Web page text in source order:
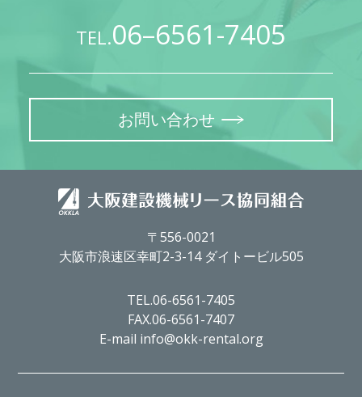
TEL.06–6561-7405
お問い合わせ
〒556-0021
大阪市浪速区幸町2-3-14 ダイトービル505
TEL.06-6561-7405
FAX.06-6561-7407
E-mail info@okk-rental.org